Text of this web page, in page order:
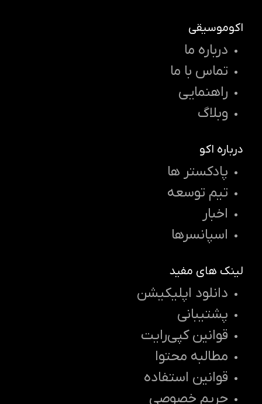
اکوموسیقی
درباره ما
تماس با ما
راهنمایی
وبلاگ
درباره اکو
پادکستر ها
تیم توسعه
اخبار
اسپانسرها
لینک های مفید
دانلود اپلیکیشن
پشتیبانی
قوانین کپی‌رایت
مطالبه محتوا
قوانین استفاده
حریم خصوصی